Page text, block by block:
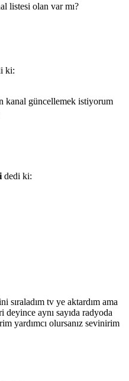
listesi olan var mı?
ki:
kanal güncellemek istiyorum
dedi ki:
sıraladım tv ye aktardım ama
deyince aynı sayıda radyoda
yardımcı olursanız sevinirim